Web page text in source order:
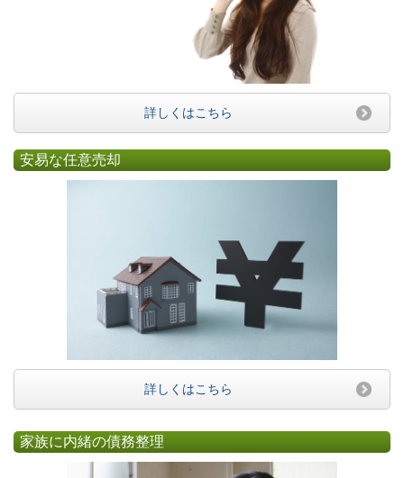
詳しくはこちら
安易な任意売却
詳しくはこちら
家族に内緒の債務整理